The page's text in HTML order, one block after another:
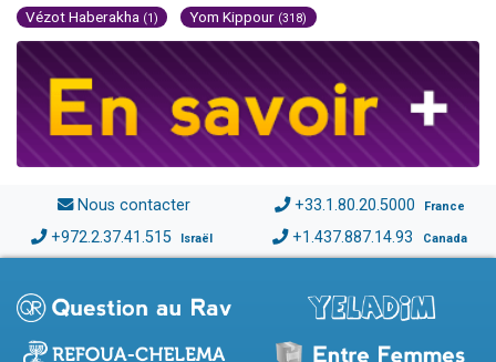
Vézot Haberakha (1) Yom Kippour (318)
Nous contacter +33.1.80.20.5000 France
+972.2.37.41.515 Israël +1.437.887.14.93 Canada